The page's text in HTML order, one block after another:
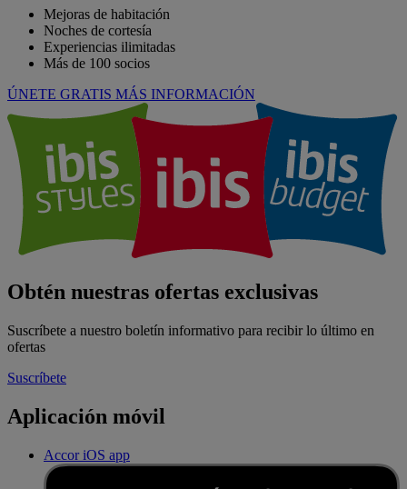
Mejoras de habitación
Noches de cortesía
Experiencias ilimitadas
Más de 100 socios
ÚNETE GRATIS MÁS INFORMACIÓN
Obtén nuestras ofertas exclusivas
Suscríbete a nuestro boletín informativo para recibir lo último en
ofertas
Suscríbete
Aplicación móvil
Accor iOS app